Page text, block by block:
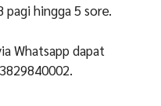
pagi hingga 5 sore.
Whatsapp dapat